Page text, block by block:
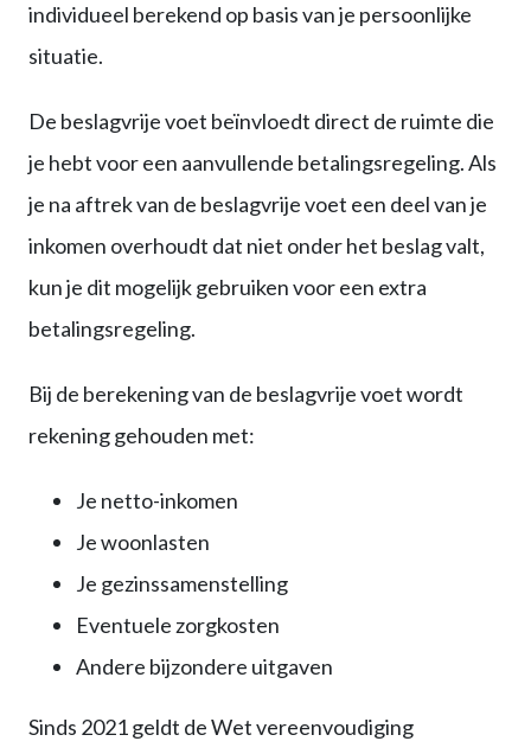
individueel berekend op basis van je persoonlijke
situatie.
De beslagvrije voet beïnvloedt direct de ruimte die
je hebt voor een aanvullende betalingsregeling. Als
je na aftrek van de beslagvrije voet een deel van je
inkomen overhoudt dat niet onder het beslag valt,
kun je dit mogelijk gebruiken voor een extra
betalingsregeling.
Bij de berekening van de beslagvrije voet wordt
rekening gehouden met:
Je netto-inkomen
Je woonlasten
Je gezinssamenstelling
Eventuele zorgkosten
Andere bijzondere uitgaven
Sinds 2021 geldt de Wet vereenvoudiging